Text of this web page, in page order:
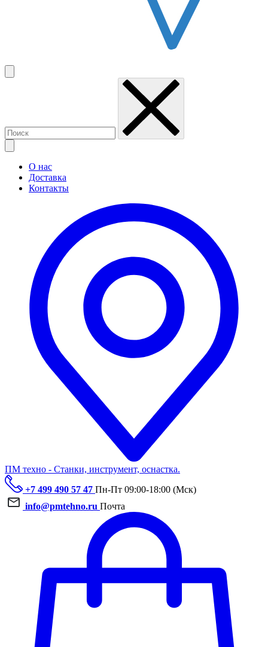
О нас
Доставка
Контакты
ПМ техно - Станки, инструмент, оснастка.
+7 499 490 57 47 Пн-Пт 09:00-18:00 (Мск)
info@pmtehno.ru Почта